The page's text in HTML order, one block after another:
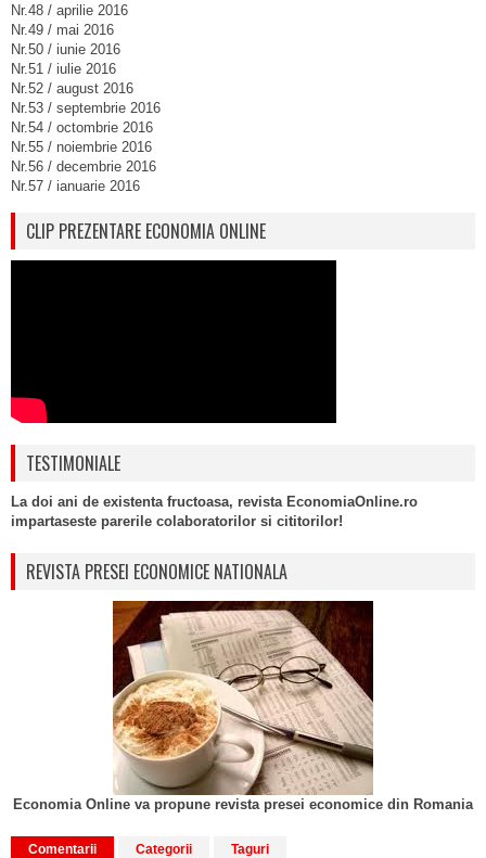
Nr.48 / aprilie 2016
Nr.49 / mai 2016
Nr.50 / iunie 2016
Nr.51 / iulie 2016
Nr.52 / august 2016
Nr.53 / septembrie 2016
Nr.54 / octombrie 2016
Nr.55 / noiembrie 2016
Nr.56 / decembrie 2016
Nr.57 / ianuarie 2016
CLIP PREZENTARE ECONOMIA ONLINE
TESTIMONIALE
La doi ani de existenta fructoasa, revista EconomiaOnline.ro
impartaseste parerile colaboratorilor si cititorilor!
REVISTA PRESEI ECONOMICE NATIONALA
Economia Online va propune revista presei economice din Romania
Comentarii Categorii Taguri